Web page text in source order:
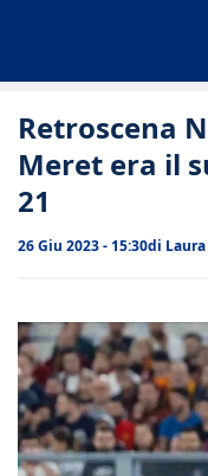
Retroscena
Meret era il
21
26 Giu 2023 - 15:30di